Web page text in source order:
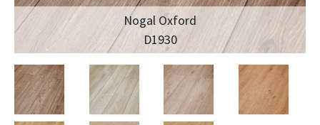
Nogal Oxford
D1930